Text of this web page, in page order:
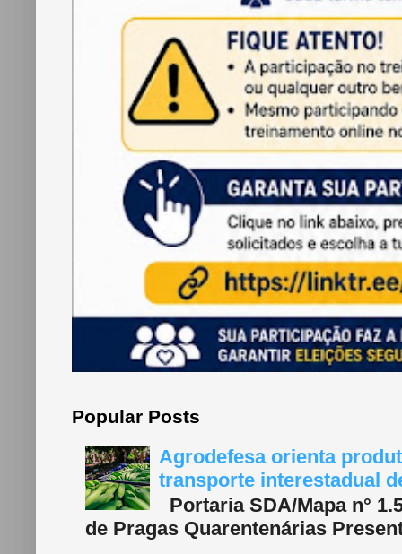
Popular Posts
Agrodefesa orienta
transporte interestadual
Portaria SDA/Mapa n°
de Pragas Quarentenárias